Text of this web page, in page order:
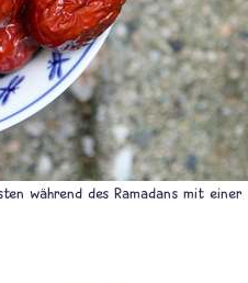
während des Ramadans mit